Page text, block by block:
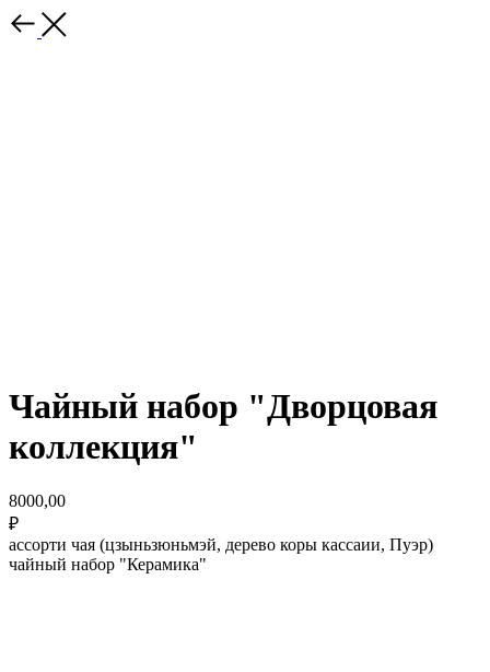
Чайный набор "Дворцовая
коллекция"
8000,00
₽
ассорти чая (цзыньзюньмэй, дерево коры кассаии, Пуэр)
чайный набор "Керамика"